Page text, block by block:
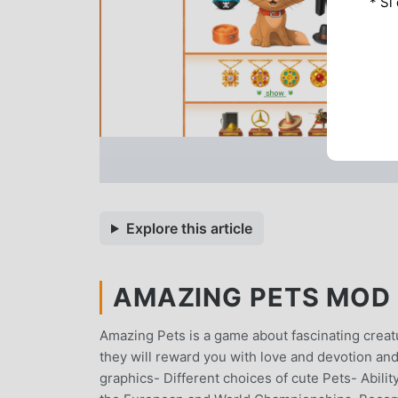
Explore this article
AMAZING PETS
Amazing Pets is a game about fascinating
they will reward you with love and devotion
graphics- Different choices of cute Pets-